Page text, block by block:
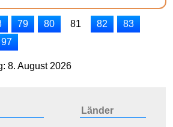
79 80 81 82
83
97
8. August 2026
Länder